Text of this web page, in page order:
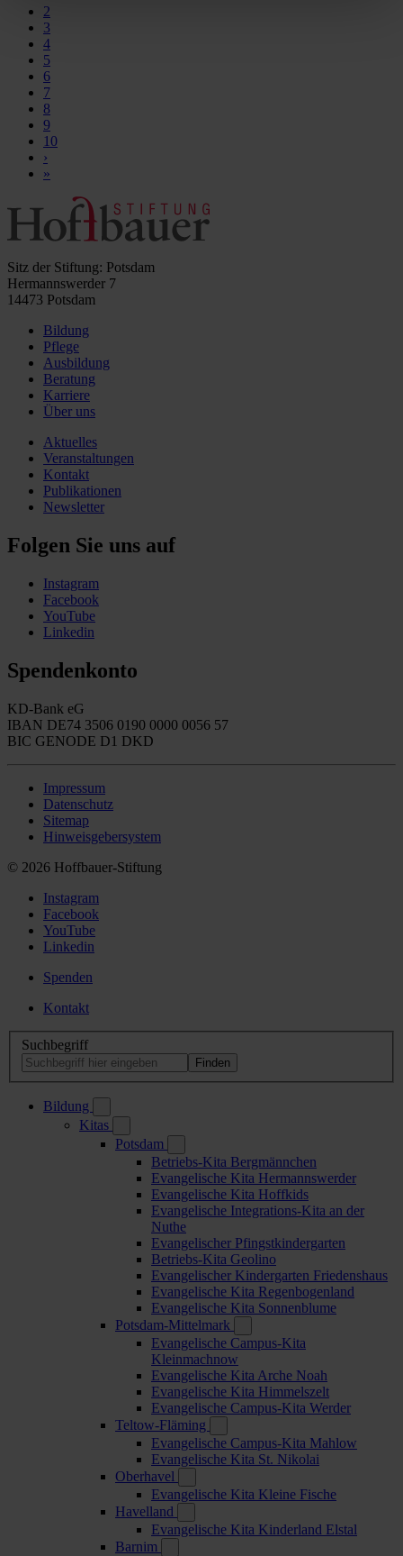
2
3
4
5
6
7
8
9
10
›
»
Sitz der Stiftung: Potsdam
Hermannswerder 7
14473 Potsdam
Bildung
Pflege
Ausbildung
Beratung
Karriere
Über uns
Aktuelles
Veranstaltungen
Kontakt
Publikationen
Newsletter
Folgen Sie uns auf
Instagram
Facebook
YouTube
Linkedin
Spendenkonto
KD-Bank eG
IBAN DE74 3506 0190 0000 0056 57
BIC GENODE D1 DKD
Impressum
Datenschutz
Sitemap
Hinweisgebersystem
© 2026 Hoffbauer-Stiftung
Instagram
Facebook
YouTube
Linkedin
Spenden
Kontakt
Suchbegriff
Bildung
Kitas
Potsdam
Betriebs-Kita Bergmännchen
Evangelische Kita Hermannswerder
Evangelische Kita Hoffkids
Evangelische Integrations-Kita an der
Nuthe
Evangelischer Pfingstkindergarten
Betriebs-Kita Geolino
Evangelischer Kindergarten Friedenshaus
Evangelische Kita Regenbogenland
Evangelische Kita Sonnenblume
Potsdam-Mittelmark
Evangelische Campus-Kita
Kleinmachnow
Evangelische Kita Arche Noah
Evangelische Kita Himmelszelt
Evangelische Campus-Kita Werder
Teltow-Fläming
Evangelische Campus-Kita Mahlow
Evangelische Kita St. Nikolai
Oberhavel
Evangelische Kita Kleine Fische
Havelland
Evangelische Kita Kinderland Elstal
Barnim